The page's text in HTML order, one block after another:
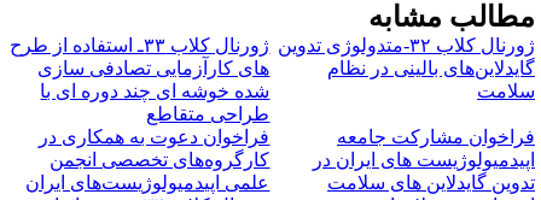
مشابه
ژورنال کلاب ۳۲-متدولوژی تدوین
بالینی در نظام
ژورنال کلاب ۳۳ـ استفاده از طرح
های کارآزمایی تصادفی سازی
شده خوشه ای چند دوره ای با
طراحی متقاطع
مشارکت جامعه
های ایران در
گایدلاین های سلامت
فراخوان دعوت به همکاری در
کارگروه‌های تخصصی انجمن
علمی اپیدمیولوژیست‌های ایران